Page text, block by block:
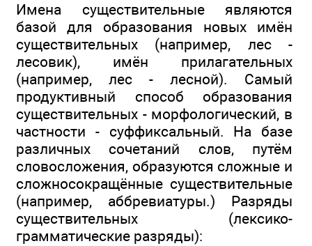
Имена существительные являются
базой для образования новых имён
существительных (например, лес -
лесовик), имён прилагательных
(например, лес - лесной). Самый
продуктивный способ образования
существительных - морфологический, в
частности - суффиксальный. На базе
различных сочетаний слов, путём
словосложения, образуются сложные и
сложносокращённые существительные
(например, аббревиатуры.) Разряды
существительных (лексико-
грамматические разряды):